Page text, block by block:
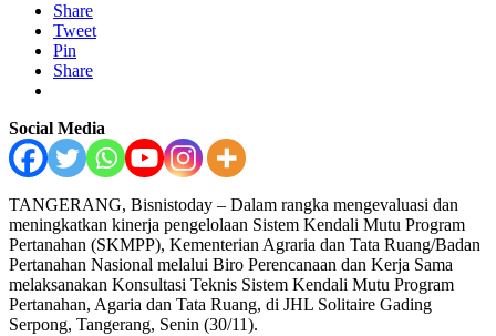
Share
Tweet
Pin
Share
Social Media
TANGERANG, Bisnistoday – Dalam rangka mengevaluasi dan
meningkatkan kinerja pengelolaan Sistem Kendali Mutu Program
Pertanahan (SKMPP), Kementerian Agraria dan Tata Ruang/Badan
Pertanahan Nasional melalui Biro Perencanaan dan Kerja Sama
melaksanakan Konsultasi Teknis Sistem Kendali Mutu Program
Pertanahan, Agaria dan Tata Ruang, di JHL Solitaire Gading
Serpong, Tangerang, Senin (30/11).